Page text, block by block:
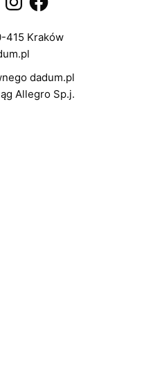
415 Kraków
dadum.pl
Allegro Sp.j.